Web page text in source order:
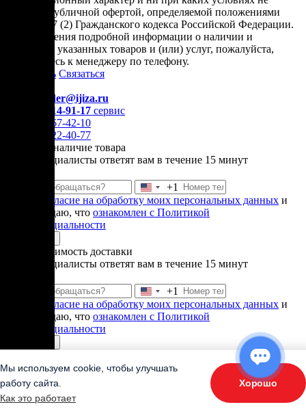
является публичной офертой, определяемой положениями
Статьи 437 (2) Гражданского кодекса Российской Федерации.
Для получения подробной информации о наличии и
стоимости указанных товаров и (или) услуг, пожалуйста,
обращайтесь к менеджеру по телефону.
Позвонить Связаться
order@ijiza.ru
+7 (969) 714-91-17 cервис
+7 (812) 467-42-10
+7 (905) 222-40-77
Уточнить наличие товара
Наши специалисты ответят вам в течение 15 минут
Соединенные
Штаты
+1
+1
согласие на обработку моих персональных данных и
подтверждаю, что ознакомлен с Политикой
конфиденциальности
Узнать стоимость доставки
Наши специалисты ответят вам в течение 15 минут
Соединенные
Штаты
+1
+1
согласие на обработку моих персональных данных и
подтверждаю, что ознакомлен с Политикой
конфиденциальности
Спасибо!
В ближайшее время
наши менеджеры свяжутлься с
Мы используем cookie, чтобы улучшать
работу сайта.
Как это работает
Хорошо
«Подберите оборудование»